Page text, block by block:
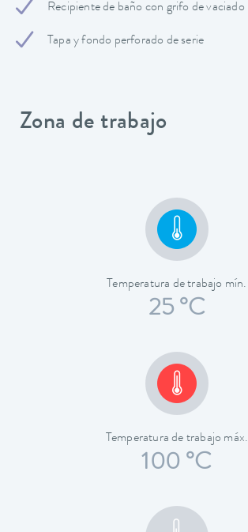
Recipiente de baño con grifo de vaciado
Tapa y fondo perforado de serie
Zona de trabajo
Temperatura de trabajo mín.
25 °C
Temperatura de trabajo máx.
100 °C